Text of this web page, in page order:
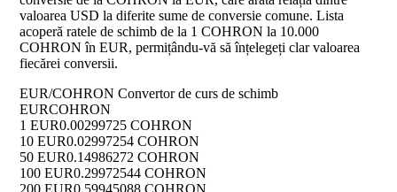
valoarea USD la diferite sume de conversie comune. Lista
acoperă ratele de schimb de la 1 COHRON la 10.000
COHRON în EUR, permițându-vă să înțelegeți clar valoarea
fiecărei conversii.
EUR/COHRON Convertor de curs de schimb
EURCOHRON
1 EUR0.00299725 COHRON
10 EUR0.02997254 COHRON
50 EUR0.14986272 COHRON
100 EUR0.29972544 COHRON